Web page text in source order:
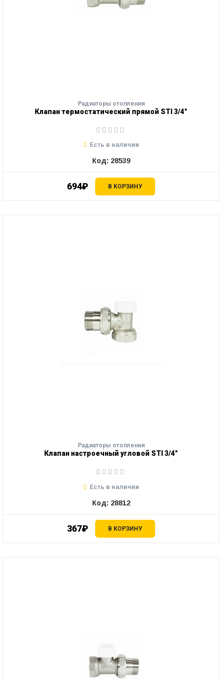
Радиаторы отопления
Клапан термостатический прямой STI 3/4"
694₽ В КОРЗИНУ
Есть в наличии
Код: 28539
Радиаторы отопления
Клапан настроечный угловой STI 3/4"
367₽ В КОРЗИНУ
Есть в наличии
Код: 28812